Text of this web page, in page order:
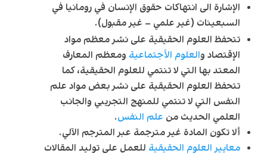
الإشارة الى انتهاكات حقوق الإنسان في رومانيا في
السبعينات (غير علمي – غير مقبول).
تتحفظ العلوم الحقيقية على نشر معظم مواد
الإقتصاد والعلوم الأجتماعية ومعظم المعارف
المعتد بها التي لا تنتمي للعلوم الحقيقية، كما
تتحفظ العلوم الحقيقية على نشر بعض مواد علم
النفس التي لا تنتمي للمنهج التجريبي والجانب
العلمي الحديث من علم النفس.
ألا تكون المادة غير مترجمة عبر المترجم الآلي.
معايير العلوم الحقيقية للعمل على توليد المقالات